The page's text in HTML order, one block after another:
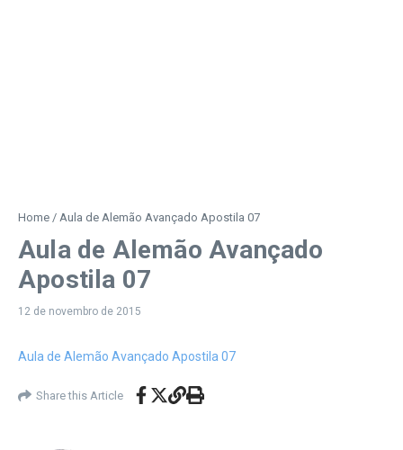
Home / Aula de Alemão Avançado Apostila 07
Aula de Alemão Avançado
Apostila 07
12 de novembro de 2015
Aula de Alemão Avançado Apostila 07
Share this Article